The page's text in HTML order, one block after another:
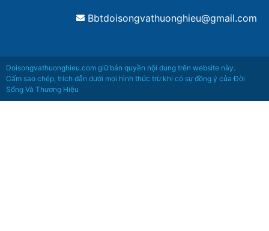
Bbtdoisongvathuonghieu@gmail.com
Doisongvathuonghieu.com giữ bản quyền nội dung trên website này.
Cấm sao chép, trích dẫn dưới mọi hình thức trừ khi có sự đồng ý của Đời
Sống Và Thương Hiệu